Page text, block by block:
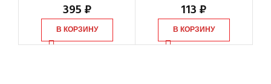
395₽
В КОРЗИНУ
113₽
В КОРЗИНУ